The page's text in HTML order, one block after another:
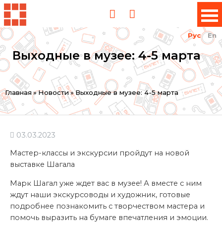
Рус En
Выходные в музее: 4-5 марта
Вы
здесь
Главная »Новости»Выходные в музее: 4-5 марта
03.03.2023
Мастер-классы и экскурсии пройдут на новой
выставке Шагала
Марк Шагал уже ждет вас в музее! А вместе с ним
ждут наши экскурсоводы и художник, готовые
подробнее познакомить с творчеством мастера и
помочь выразить на бумаге впечатления и эмоции.